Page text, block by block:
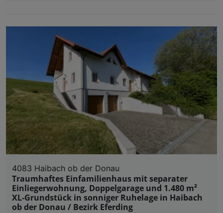
4083 Haibach ob der Donau
Traumhaftes Einfamilienhaus mit separater
Einliegerwohnung, Doppelgarage und 1.480 m²
XL-Grundstück in sonniger Ruhelage in Haibach
ob der Donau / Bezirk Eferding